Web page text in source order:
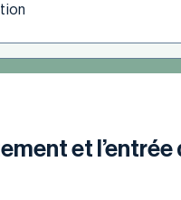
et l’entrée